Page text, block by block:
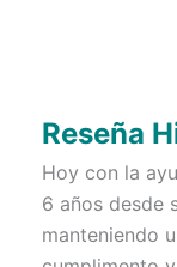
Reseña
Hoy con la
6 años desde
manteniendo